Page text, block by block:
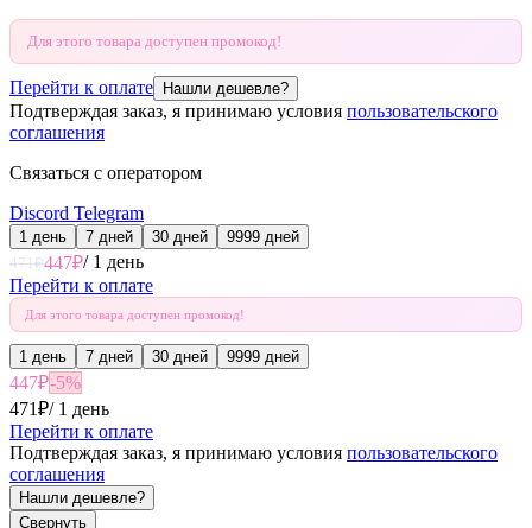
Для этого товара доступен промокод!
Перейти к оплате Нашли дешевле?
Подтверждая заказ, я принимаю условия пользовательского
соглашения
Связаться с оператором
Discord Telegram
1 день 7 дней 30 дней
9999 дней
471₽447₽/ 1 день
Перейти к оплате
Для этого товара доступен промокод!
1 день 7 дней 30 дней 9999 дней
447₽-5%
471₽/ 1 день
Перейти к оплате
Подтверждая заказ, я принимаю условия пользовательского
соглашения
Нашли дешевле?
Свернуть